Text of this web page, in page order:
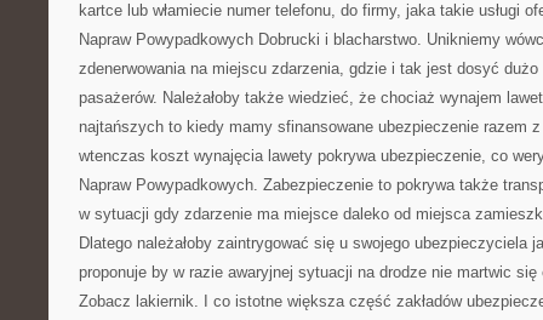
kartce lub włamiecie numer telefonu, do firmy, jaka takie usługi
Napraw Powypadkowych Dobrucki i blacharstwo. Unikniemy
zdenerwowania na miejscu zdarzenia, gdzie i tak jest dosyć
pasażerów. Należałoby także wiedzieć, że chociaż wynajem
najtańszych to kiedy mamy sfinansowane ubezpieczenie razem
wtenczas koszt wynajęcia lawety pokrywa ubezpieczenie, co
Napraw Powypadkowych. Zabezpieczenie to pokrywa także
w sytuacji gdy zdarzenie ma miejsce daleko od miejsca
Dlatego należałoby zaintrygować się u swojego ubezpieczyciela
proponuje by w razie awaryjnej sytuacji na drodze nie martwic
Zobacz lakiernik. I co istotne większa część zakładów